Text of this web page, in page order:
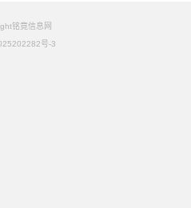
铭竟信息网
号-3